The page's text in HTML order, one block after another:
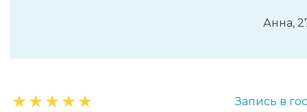
Анна,
★★★★★ Запись в